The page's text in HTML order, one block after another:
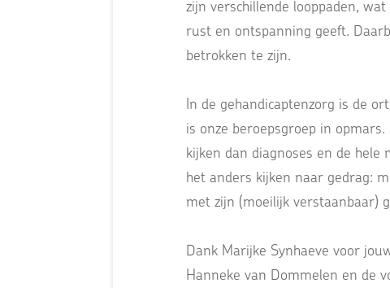
zijn verschillende looppaden,
rust en ontspanning geeft.
betrokken te zijn.
In de gehandicaptenzorg is de
is onze beroepsgroep in
kijken dan diagnoses en de
het anders kijken naar gedrag:
met zijn (moeilijk verstaanbaar)
Dank Marijke Synhaeve voor
Hanneke van Dommelen en de